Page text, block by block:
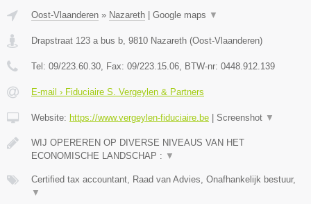
Oost-Vlaanderen » Nazareth Google maps ▼
Drapstraat 123 a bus b 9810 Nazareth (Oost-Vlaanderen)
Tel: 09/223.60.30 , Fax: 09/223.15.06 , BTW-nr: 0448.912.139
E-mail › Fiduciaire S. Vergeylen & Partners
Website: https://www.vergeylen-fiduciaire.be Screenshot ▼
WIJ OPEREREN OP DIVERSE NIVEAUS VAN HET
ECONOMISCHE LANDSCHAP : ▼
Certified tax accountant, Raad van Advies, Onafhankelijk bestuur,
▼